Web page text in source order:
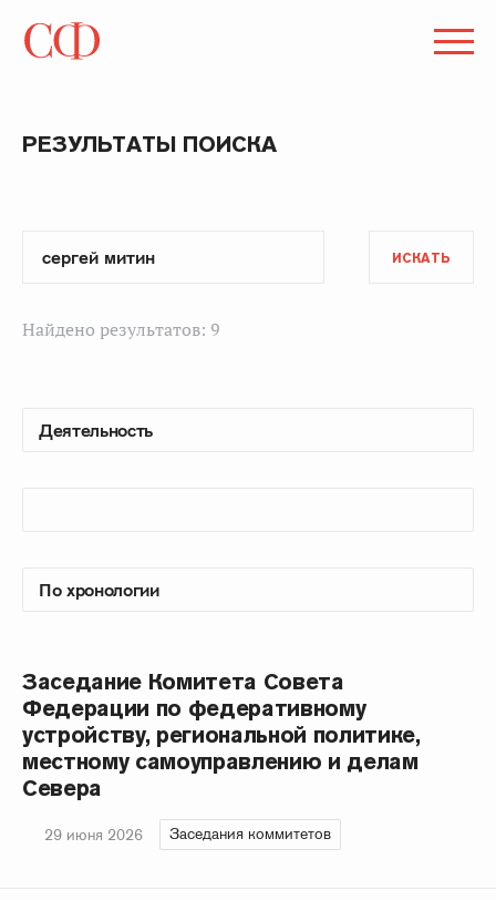
РЕЗУЛЬТАТЫ ПОИСКА
ИСКАТЬ
Найдено результатов: 9
Заседание Комитета Совета
Федерации по федеративному
устройству, региональной политике,
местному самоуправлению и делам
Севера
29 июня 2026 Заседания коммитетов